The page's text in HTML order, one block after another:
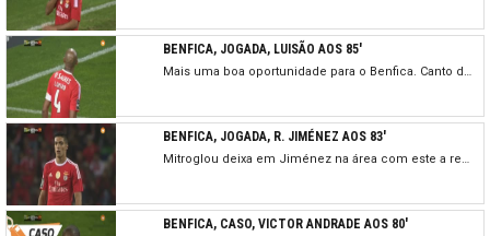
BENFICA, JOGADA, LUISÃO AOS 85'
Mais uma boa oportunidade para o Benfica. Canto de Pizzi para o cabeceamento de Luisão por cima.
BENFICA, JOGADA, R. JIMÉNEZ AOS 83'
Mitroglou deixa em Jiménez na área com este a rematar por cima quando podia ter feito melhor.
BENFICA, CASO, VICTOR ANDRADE AOS 80'